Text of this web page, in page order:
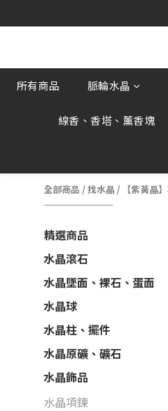
原
所有商品 脈輪水晶
線香、香塔、薰香塊
全部商品 /找水晶 / 【紫黃晶
精選商品
水晶滾石
水晶墜面、裸石、蛋面
水晶球
水晶柱、擺件
水晶原礦、礦石
水晶飾品
水晶項鍊